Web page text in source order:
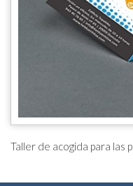
Taller de acogida para las